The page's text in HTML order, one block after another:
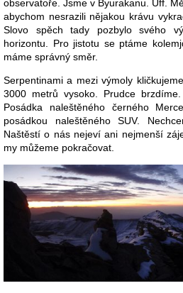
observatoře. Jsme v Byurakanu. Uff.
abychom nesrazili nějakou krávu
Slovo spěch tady pozbylo svého
horizontu. Pro jistotu se ptáme
máme správný směr.
Serpentinami a mezi výmoly
3000 metrů vysoko. Prudce
Posádka naleštěného černého
posádkou naleštěného SUV.
Naštěstí o nás nejeví ani nejmenší
my můžeme pokračovat.